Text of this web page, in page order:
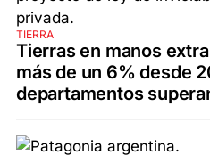
TIERRA
Tierras en manos
más de un 6% desde
departamentos